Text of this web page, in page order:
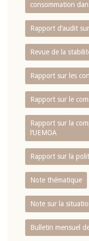
consommation
Rapport d‘audit
Revue de la
Rapport sur les
Rapport sur le
Rapport sur la
l‘UEMOA
Rapport sur la
Note thématique
Note sur la
Bulletin mensuel